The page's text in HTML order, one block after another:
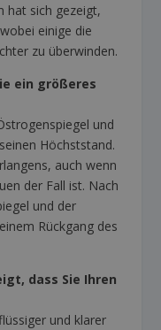
hat sich gezeigt,
einige die
zu überwinden.
ein größeres
und
Höchststand.
auch wenn
der Fall ist. Nach
und der
Rückgang des
dass Sie Ihren
und klarer